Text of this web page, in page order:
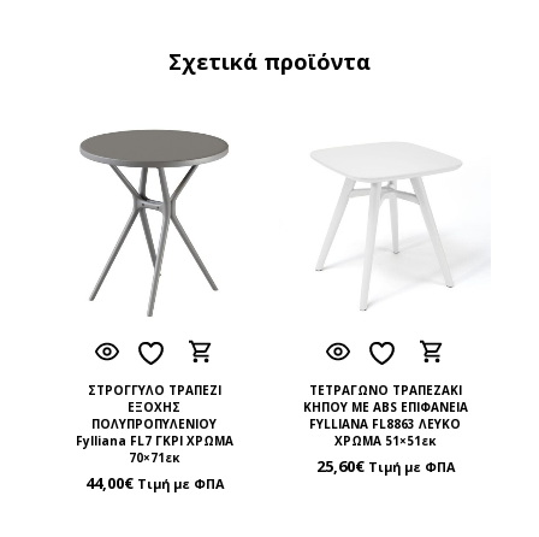
Σχετικά προϊόντα
ΣΤΡΟΓΓΥΛΟ ΤΡΑΠΕΖΙ
ΕΞΟΧΗΣ
ΠΟΛΥΠΡΟΠΥΛΕΝΙΟΥ
Fylliana FL7 ΓΚΡΙ ΧΡΩΜΑ
70×71εκ
44,00€ Τιμή με ΦΠΑ
ΤΕΤΡΑΓΩΝΟ ΤΡΑΠΕΖΑΚΙ
ΚΗΠΟΥ ΜΕ ABS ΕΠΙΦΑΝΕΙΑ
FYLLIANA FL8863 ΛΕΥΚΟ
ΧΡΩΜΑ 51×51εκ
25,60€ Τιμή με ΦΠΑ